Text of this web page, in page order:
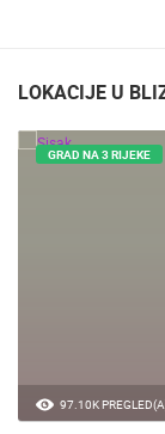
LOKACIJE U
97.10K
GRAD NA 3 RIJEKE